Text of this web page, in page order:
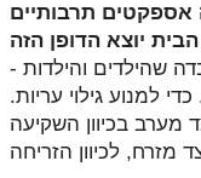
תרבותיים
- מה שחשוב אצל האבוריג'נים מבחינה תרבותית היא העובדה שהילדים והילדות
למנוע גילוי עריות.
מערב בכיוון השקיעה